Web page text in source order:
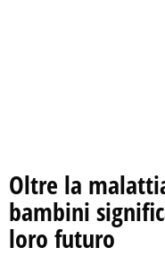
Oltre la
bambini
loro futuro